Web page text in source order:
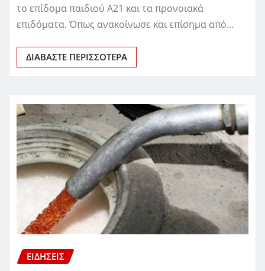
το επίδομα παιδιού Α21 και τα προνοιακά
επιδόματα. Όπως ανακοίνωσε και επίσημα από…
ΔΙΑΒΆΣΤΕ ΠΕΡΙΣΣΌΤΕΡΑ
ΕΙΔΗΣΕΙΣ